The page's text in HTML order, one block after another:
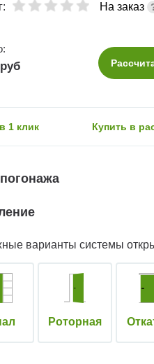
На заказ
1 клик Купить в
варианты системы
Роторная